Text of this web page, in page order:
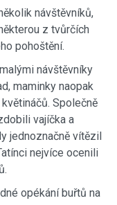
návštěvníků,
z tvůrčích
pohoštění.
návštěvníky
maminky naopak
Společně
vajíčka a
jednoznačně vítězil
nejvíce ocenili
opékání buřtů na